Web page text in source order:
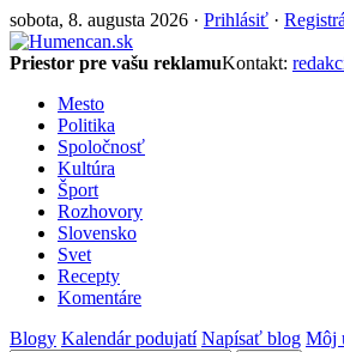
sobota, 8. augusta 2026 · Prihlásiť ·
Priestor pre vašu reklamuKontakt:
Mesto
Politika
Spoločnosť
Kultúra
Šport
Rozhovory
Slovensko
Svet
Recepty
Komentáre
Blogy Kalendár podujatí Napísať blog Môj